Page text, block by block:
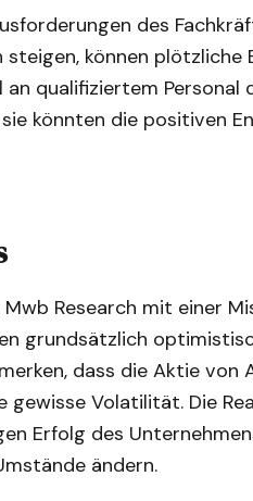
des
können plötzliche
qualifiziertem Personal
könnten die positiven
Research mit einer
grundsätzlich
dass die Aktie von
Volatilität. Die
Erfolg des
ändern.